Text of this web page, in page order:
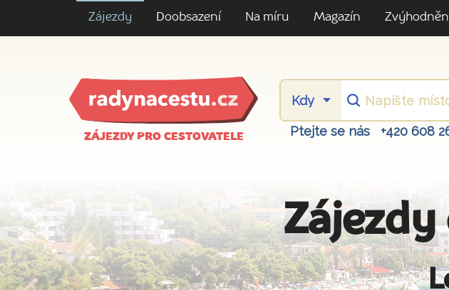
Zájezdy Doobsazení Na míru Magazín
ZÁJEZDY PRO CESTOVATELE Ptejte se nás +420 608
Zájezdy